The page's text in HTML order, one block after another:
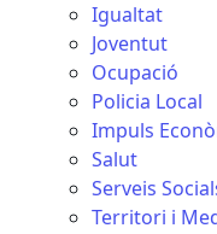
Igualtat
Joventut
Ocupació
Policia Local
Impuls
Salut
Serveis
Territori i